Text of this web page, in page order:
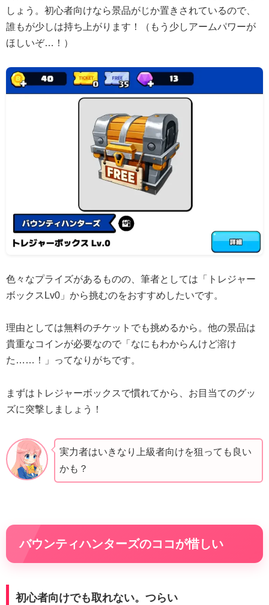
しょう。初心者向けなら景品がじか置きされているので、
誰もが少しは持ち上がります！（もう少しアームパワーが
ほしいぞ…！）
色々なプライズがあるものの、筆者としては「トレジャー
ボックスLv0」から挑むのをおすすめしたいです。
理由としては無料のチケットでも挑めるから。他の景品は
貴重なコインが必要なので「なにもわからんけど溶け
た……！」ってなりがちです。
まずはトレジャーボックスで慣れてから、お目当てのグッ
ズに突撃しましょう！
実力者はいきなり上級者向けを狙っても良い
かも？
バウンティハンターズのココが惜しい
初心者向けでも取れない。つらい